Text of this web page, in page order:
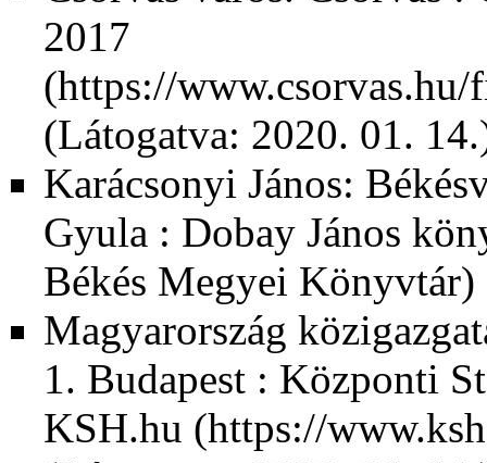
2017
(Látogatva: 2020. 01.
Karácsonyi János:
Gyula : Dobay János
Békés Megyei Könyvtár)
Magyarország
1. Budapest : Központi
KSH.hu